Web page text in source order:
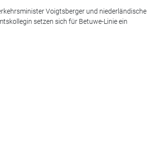
Voigtsberger und niederländische
setzen sich für Betuwe-Linie ein